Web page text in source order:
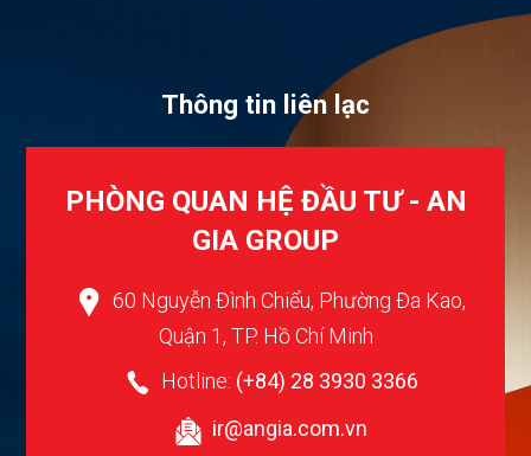
Thông tin liên lạc
PHÒNG QUAN HỆ ĐẦU TƯ - AN
GIA GROUP
60 Nguyễn Đình Chiểu, Phường Đa Kao,
Quận 1, TP. Hồ Chí Minh
Hotline: (+84) 28 3930 3366
ir@angia.com.vn